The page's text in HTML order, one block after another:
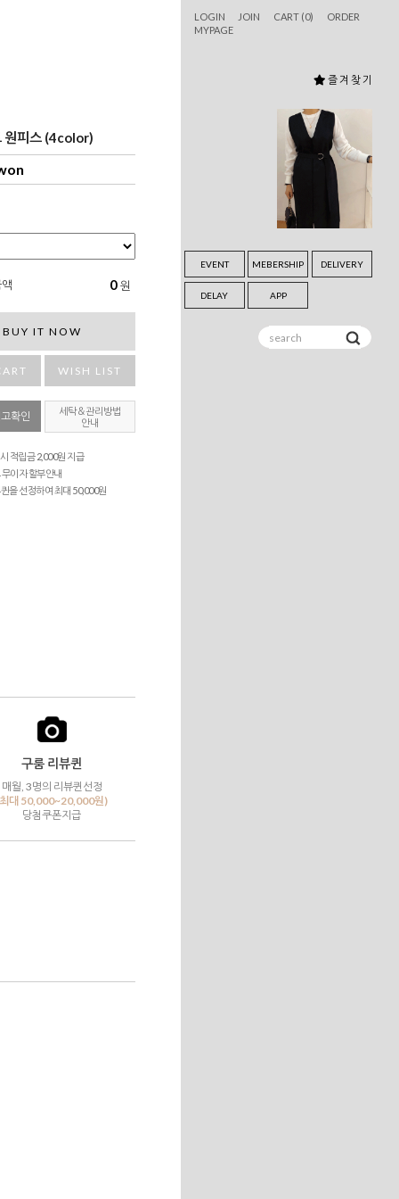
LOGIN JOIN CART (0)
ORDER
MYPAGE
즐 겨 찾 기
EVENT MEBERSHIP DELIVERY
DELAY APP
원피스 (4color)
0 원
BUY IT NOW
WISH LIST
확인
세탁＆관리방법
안내
적립금 2,000원 지급
이자 할부안내
을 선정하여 최대 50,000원
구룸 리뷰퀸
매월, 3명의 리뷰퀸선정
대 50,000~20,000원)
당첨쿠폰지급